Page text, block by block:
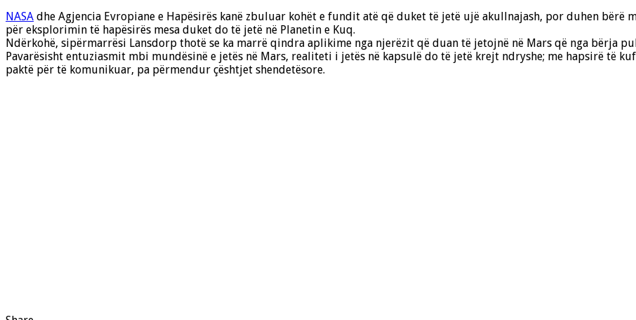
NASA dhe Agjencia Evropiane e Hapësirës kanë zbuluar kohët e fundit atë që duket të jetë ujë akullnajash, por duhen bërë
për eksplorimin të hapësirës mesa duket do të jetë në Planetin e Kuq.
Ndërkohë, sipërmarrësi Lansdorp thotë se ka marrë qindra aplikime nga njerëzit që duan të jetojnë në Mars që nga bërja
Pavarësisht entuziasmit mbi mundësinë e jetës në Mars, realiteti i jetës në kapsulë do të jetë krejt ndryshe; me hapsirë të
paktë për të komunikuar, pa përmendur çështjet shendetësore.